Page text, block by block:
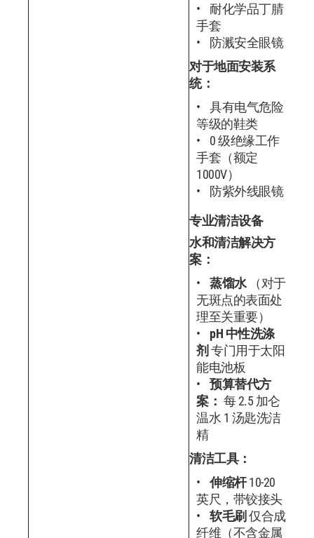
耐化学品丁腈
手套
防溅安全眼镜
对于地面安装系
统：
具有电气危险
等级的鞋类
0 级绝缘工作
手套（额定
1000V）
防紫外线眼镜
专业清洁设备
水和清洁解决方
案：
蒸馏水
（对于
无斑点的表面处
理至关重要）
pH 中性洗涤
剂 专门用于太阳
能电池板
预算替代方
案： 每 2.5 加仑
温水 1 汤匙洗洁
精
清洁工具：
伸缩杆10-20
英尺，带铰接头
软毛刷 仅合成
纤维（不含金属